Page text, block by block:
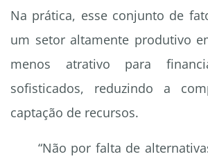
Na prática, esse conjunto de
um setor altamente produtivo
menos atrativo para
sofisticados, reduzindo a
captação de recursos.
“Não por falta de